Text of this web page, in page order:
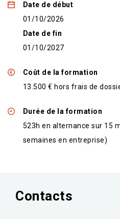
Date de début
01/10/2026
Date de fin
01/10/2027
Coût de la formation
13.500 € hors frais de
Durée de la formation
523h en alternance sur 15
semaines en entreprise)
Contacts